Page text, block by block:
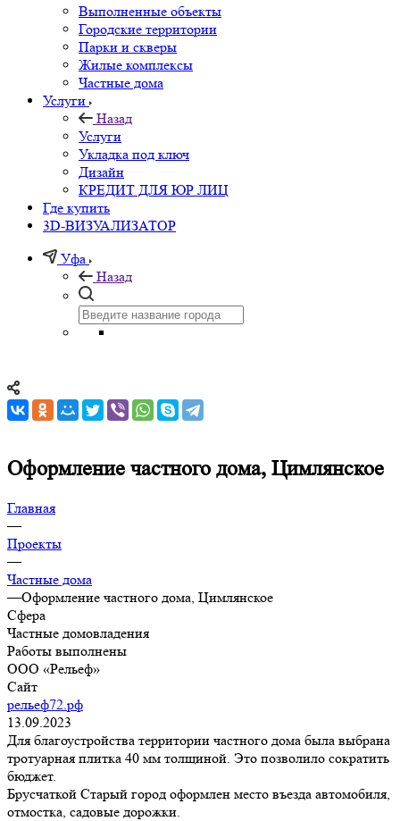
Выполненные объекты
Городские территории
Парки и скверы
Жилые комплексы
Частные дома
Услуги
Назад
Услуги
Укладка под ключ
Дизайн
КРЕДИТ ДЛЯ ЮР ЛИЦ
Где купить
3D-ВИЗУАЛИЗАТОР
Уфа
Назад
Оформление частного дома, Цимлянское
Главная
—
Проекты
—
Частные дома
—Оформление частного дома, Цимлянское
Сфера
Частные домовладения
Работы выполнены
ООО «Рельеф»
Сайт
рельеф72.рф
13.09.2023
Для благоустройства территории частного дома была выбрана
тротуарная плитка 40 мм толщиной. Это позволило сократить
бюджет.
Брусчаткой Старый город оформлен место въезда автомобиля,
отмостка, садовые дорожки.